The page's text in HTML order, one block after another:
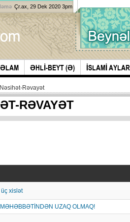
ƏHLİ-BEYT (Ə) İSLAMİ AYLAR
Çr.ax, 29 Dek 2020 3pm
Rəvayət
RƏVAYƏT
üç xislət
MƏHƏBBƏTİNDƏN UZAQ OLMAQ!